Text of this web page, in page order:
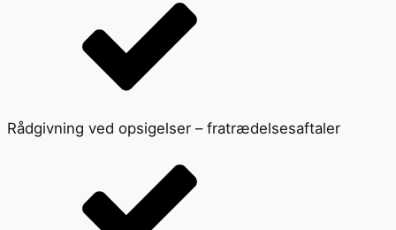
Rådgivning ved opsigelser – fratrædelsesaftaler